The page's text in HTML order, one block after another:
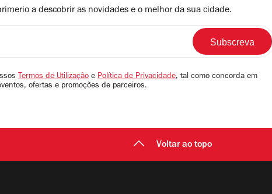
a descobrir as novidades e o melhor da sua cidade.
Termos de Utilização e Política de Privacidade, tal como concorda em
ofertas e promoções de parceiros.
Voltar ao topo